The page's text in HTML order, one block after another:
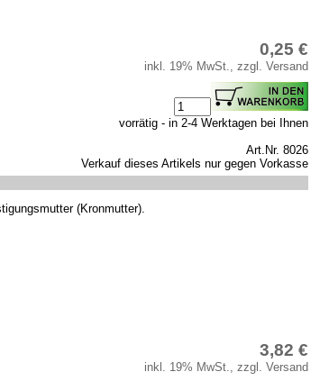
0,25 €
inkl. 19% MwSt., zzgl. Versand
vorrätig - in 2-4 Werktagen bei Ihnen
Art.Nr. 8026
Verkauf dieses Artikels nur gegen Vorkasse
(Kronmutter).
3,82 €
inkl. 19% MwSt., zzgl. Versand